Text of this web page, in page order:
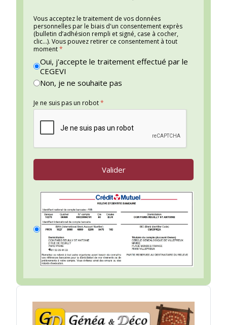
Vous acceptez le traitement de vos données
personnelles par le biais d'un consentement exprès
(bulletin d’adhésion rempli et signé, case à cocher,
clic...). Vous pouvez retirer ce consentement à tout
moment*
Oui, j'accepte le traitement effectué par le
CEGEVI
Non, je ne souhaite pas
Je ne suis pas un robot*
Valider
RIB